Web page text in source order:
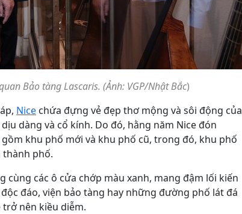
Bảo tàng Lascaris. (Ảnh: VGP/Nhật Bắc)
Nice chứa đựng vẻ đẹp thơ mộng và sôi động của
dàng và cổ kính. Do đó, hằng năm Nice đón
khu phố mới và khu phố cũ, trong đó, khu phố
thành phố.
cùng các ô cửa chớp màu xanh, mang đậm lối kiến
đáo, viện bảo tàng hay những đường phố lát đá
nên kiều diễm.